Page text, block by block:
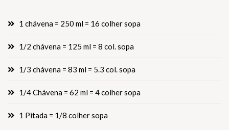
1 chávena = 250 ml = 16 colher sopa
1/2 chávena = 125 ml = 8 col. sopa
1/3 chávena = 83 ml = 5.3 col. sopa
1/4 Chávena = 62 ml = 4 colher sopa
1 Pitada = 1/8 colher sopa